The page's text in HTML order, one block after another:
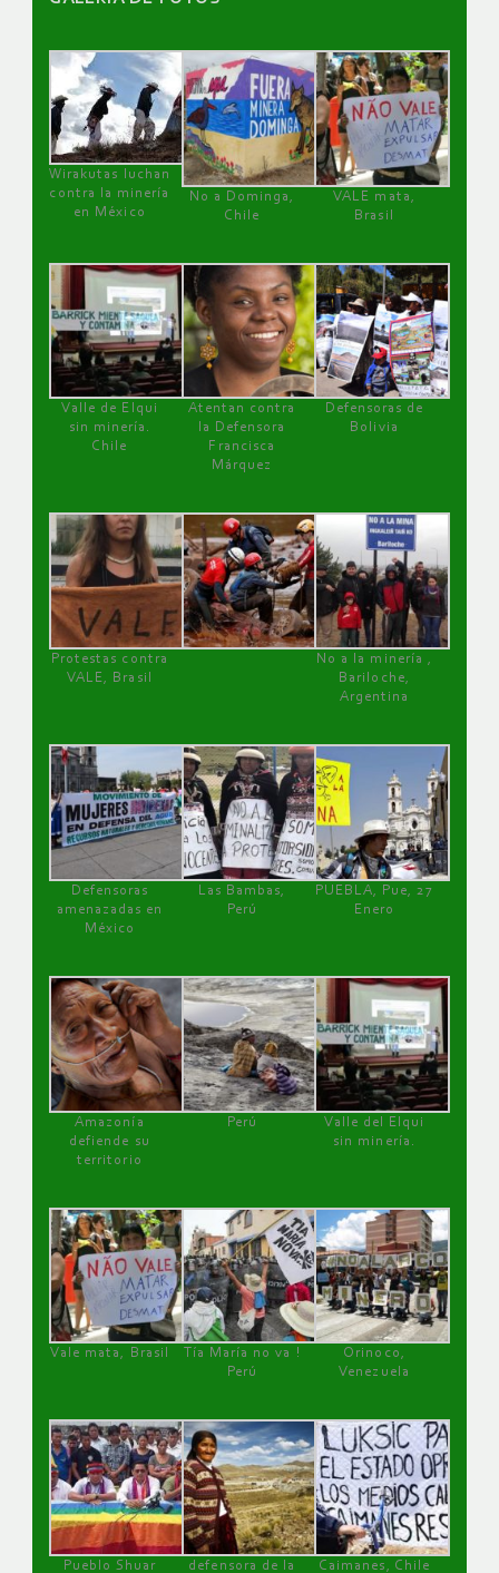
Wirakutas luchan
contra la minería
en México
No a Dominga,
Chile
VALE mata,
Brasil
Valle de Elqui
sin minería.
Chile
Atentan contra
la Defensora
Francisca
Márquez
Defensoras de
Bolivia
Protestas contra
VALE, Brasil
No a la minería ,
Bariloche,
Argentina
Defensoras
amenazadas en
México
Las Bambas,
Perú
PUEBLA, Pue, 27
Enero
Amazonía
defiende su
territorio
Perú
Valle del Elqui
sin minería.
Vale mata, Brasil
Tía María no va !
Perú
Orinoco,
Venezuela
Pueblo Shuar defensora de la Caimanes, Chile